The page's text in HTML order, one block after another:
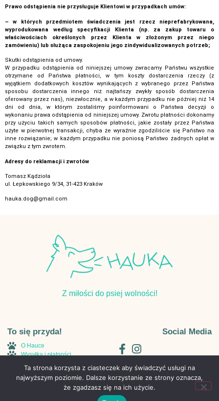
Prawo odstąpienia nie przysługuje Klientowi w przypadkach umów:
– w których przedmiotem świadczenia jest rzecz nieprefabrykowana,
wyprodukowana według specyfikacji Klienta (np. za zakup towaru o
właściwościach określonych przez Klienta w złożonym przez niego
zamówieniu) lub służąca zaspokojeniu jego zindywidualizowanych potrzeb;
Skutki odstąpienia od umowy.
W przypadku odstąpienia od niniejszej umowy zwracamy Państwu wszystkie
otrzymane od Państwa płatności, w tym koszty dostarczenia rzeczy (z
wyjątkiem dodatkowych kosztów wynikających z wybranego przez Państwa
sposobu dostarczenia innego niż najtańszy zwykły sposób dostarczenia
oferowany przez nas), niezwłocznie, a w każdym przypadku nie później niż 14
dni od dnia, w którym zostaliśmy poinformowani o Państwa decyzji o
wykonaniu prawa odstąpienia od niniejszej umowy. Zwrotu płatności dokonamy
przy użyciu takich samych sposobów płatności, jakie zostały przez Państwa
użyte w pierwotnej transakcji, chyba że wyraźnie zgodziliście się Państwo na
inne rozwiązanie; w każdym przypadku nie poniosą Państwo żadnych opłat w
związku z tym zwrotem.
Adresy do reklamacji i zwrotów
Tomasz Kądzioła
ul. Łepkowskiego 9/34, 31-423 Kraków
hauka.dog@gmail.com
Z miłości do psiej wolności!
To się przyda!
O Hauce
Wysyłka i płatności
Polityka Prywatności
Kontakt
Social Media
Ta strona korzysta z ciasteczek aby świadczyć usługi na
najwyższym poziomie. Dalsze korzystanie ze strony oznacza,
że zgadzasz się na ich użycie.